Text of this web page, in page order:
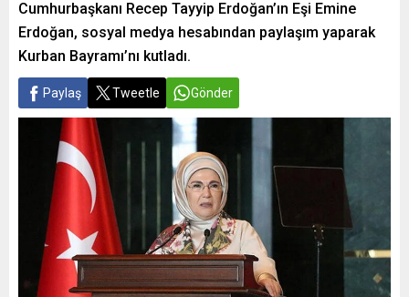
Cumhurbaşkanı Recep Tayyip Erdoğan’ın Eşi Emine
Erdoğan, sosyal medya hesabından paylaşım yaparak
Kurban Bayramı’nı kutladı.
Paylaş Tweetle Gönder